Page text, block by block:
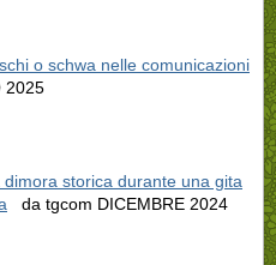
o schwa nelle comunicazioni
2025
storica durante una gita
da tgcom DICEMBRE 2024